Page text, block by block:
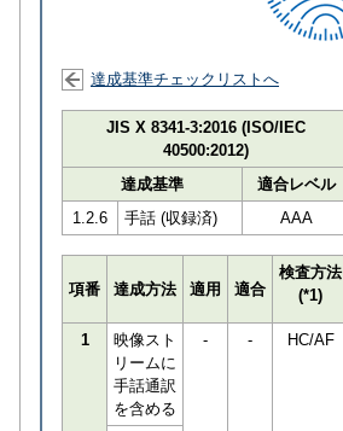
達成基準チェックリストへ
JIS X 8341-3:2016 (ISO/IEC
40500:2012)
達成基準
適合レベル
1.2.6
手話 (収録済) AAA
項番 達成方法 適用 適合
検査方法
(*1)
1
映像スト
リームに
手話通訳
を含める
- - HC/AF